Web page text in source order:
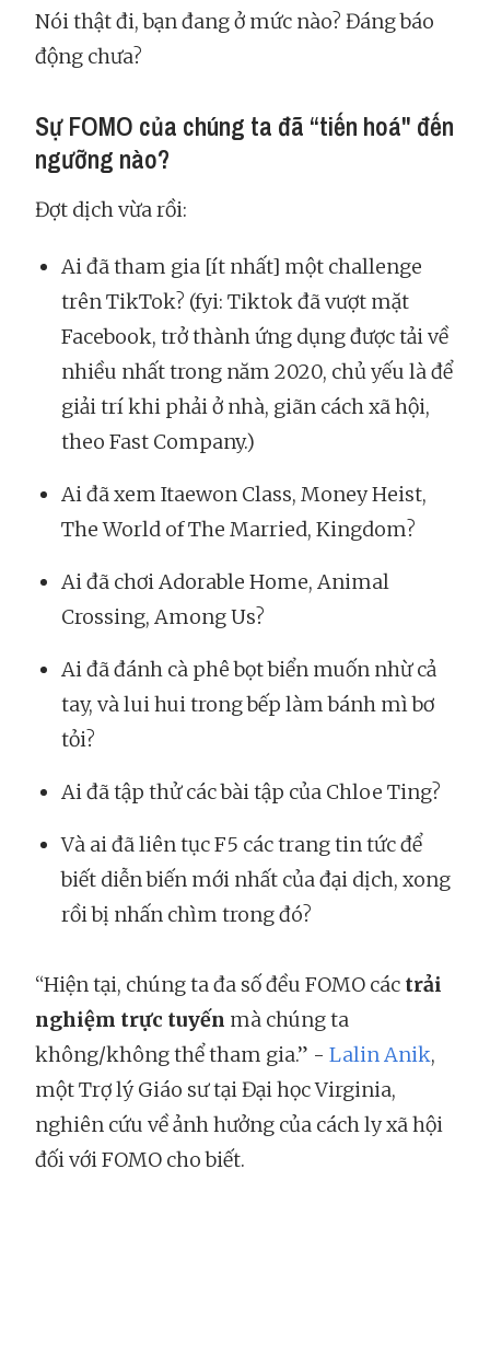
Nói thật đi, bạn đang ở mức nào? Đáng báo
động chưa?
Sự FOMO của chúng ta đã “tiến hoá" đến
ngưỡng nào?
Đợt dịch vừa rồi:
Ai đã tham gia [ít nhất] một challenge
trên TikTok? (fyi: Tiktok đã vượt mặt
Facebook, trở thành ứng dụng được tải về
nhiều nhất trong năm 2020, chủ yếu là để
giải trí khi phải ở nhà, giãn cách xã hội,
theo Fast Company.)
Ai đã xem Itaewon Class, Money Heist,
The World of The Married, Kingdom?
Ai đã chơi Adorable Home, Animal
Crossing, Among Us?
Ai đã đánh cà phê bọt biển muốn nhừ cả
tay, và lui hui trong bếp làm bánh mì bơ
tỏi?
Ai đã tập thử các bài tập của Chloe Ting?
Và ai đã liên tục F5 các trang tin tức để
biết diễn biến mới nhất của đại dịch, xong
rồi bị nhấn chìm trong đó?
“Hiện tại, chúng ta đa số đều FOMO các trải
nghiệm trực tuyến mà chúng ta
không/không thể tham gia.” - Lalin Anik,
một Trợ lý Giáo sư tại Đại học Virginia,
nghiên cứu về ảnh hưởng của cách ly xã hội
đối với FOMO cho biết.